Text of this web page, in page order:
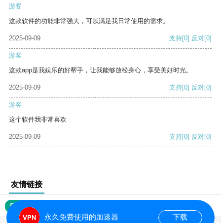
游客
这款软件的功能非常强大，可以满足我日常使用的需求。
2025-09-09 支持[0] 反对[0]
游客
这款app是我娱乐的好帮手，让我能够放松身心，享受美好时光。
2025-09-09 支持[0] 反对[0]
游客
这个软件我非常喜欢
2025-09-09 支持[0] 反对[0]
友情链接
网站地图
永久免费使用的加速器 下载